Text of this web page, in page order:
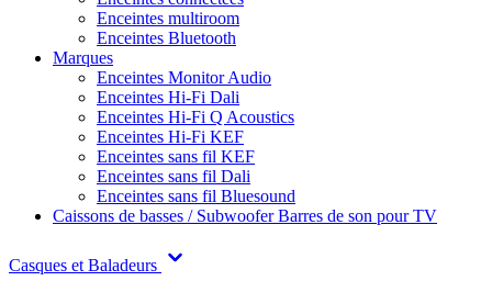
Enceintes multiroom
Enceintes Bluetooth
Marques
Enceintes Monitor Audio
Enceintes Hi-Fi Dali
Enceintes Hi-Fi Q Acoustics
Enceintes Hi-Fi KEF
Enceintes sans fil KEF
Enceintes sans fil Dali
Enceintes sans fil Bluesound
Caissons de basses / SubwooferBarres de son pour TV
Casques et Baladeurs